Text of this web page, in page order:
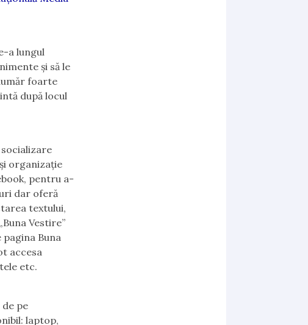
a lungul
și să le
foarte
după locul
organizație
pentru a-
dar oferă
textului,
Vestire”
Buna
accesa
etc.
pe
laptop,